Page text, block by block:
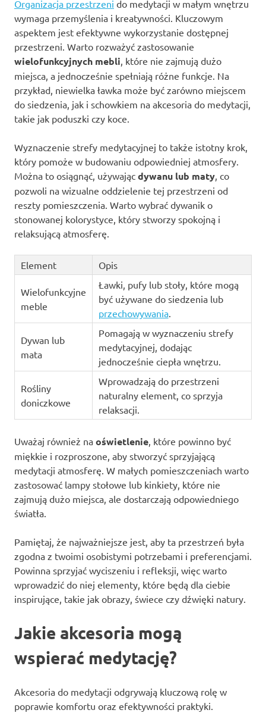
Organizacja przestrzeni do medytacji w małym wnętrzu
wymaga przemyślenia i kreatywności. Kluczowym
aspektem jest efektywne wykorzystanie dostępnej
przestrzeni. Warto rozważyć zastosowanie
wielofunkcyjnych mebli , które nie zajmują dużo
miejsca, a jednocześnie spełniają różne funkcje. Na
przykład, niewielka ławka może być zarówno miejscem
do siedzenia, jak i schowkiem na akcesoria do medytacji,
takie jak poduszki czy koce.
Wyznaczenie strefy medytacyjnej to także istotny krok,
który pomoże w budowaniu odpowiedniej atmosfery.
Można to osiągnąć, używając dywanu lub maty , co
pozwoli na wizualne oddzielenie tej przestrzeni od
reszty pomieszczenia. Warto wybrać dywanik o
stonowanej kolorystyce, który stworzy spokojną i
relaksującą atmosferę.
Element Opis
Wielofunkcyjne
meble
Ławki, pufy lub stoły, które mogą
być używane do siedzenia lub
przechowywania.
Dywan lub
mata
Pomagają w wyznaczeniu strefy
medytacyjnej, dodając
jednocześnie ciepła wnętrzu.
Rośliny
doniczkowe
Wprowadzają do przestrzeni
naturalny element, co sprzyja
relaksacji.
Uważaj również na oświetlenie , które powinno być
miękkie i rozproszone, aby stworzyć sprzyjającą
medytacji atmosferę. W małych pomieszczeniach warto
zastosować lampy stołowe lub kinkiety, które nie
zajmują dużo miejsca, ale dostarczają odpowiedniego
światła.
Pamiętaj, że najważniejsze jest, aby ta przestrzeń była
zgodna z twoimi osobistymi potrzebami i preferencjami.
Powinna sprzyjać wyciszeniu i refleksji, więc warto
wprowadzić do niej elementy, które będą dla ciebie
inspirujące, takie jak obrazy, świece czy dźwięki natury.
Jakie akcesoria mogą
wspierać medytację?
Akcesoria do medytacji odgrywają kluczową rolę w
poprawie komfortu oraz efektywności praktyki.